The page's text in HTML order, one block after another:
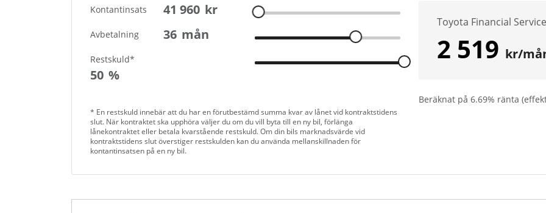
Kontantinsats 41 960 kr
Avbetalning 36 mån
Restskuld*
50 %
Toyota Financial
2 519 kr/
Beräknat på 6.69% ränta
* En restskuld innebär att du har en förutbestämd summa kvar av lånet vid kontraktstidens
slut. När kontraktet ska upphöra väljer du om du vill byta till en ny bil, förlänga
lånekontraktet eller betala kvarstående restskuld. Om din bils marknadsvärde vid
kontraktstidens slut överstiger restskulden kan du använda mellanskillnaden för
kontantinsatsen på en ny bil.